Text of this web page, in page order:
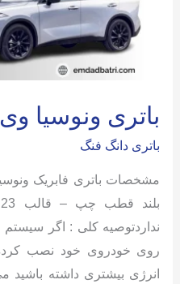
باتری ونوسیا
باتری دانگ فنگ
نداردتوصیه کلی : اگر
روی خودروی خود نصب کرده
انرژی بیشتری داشته باشید